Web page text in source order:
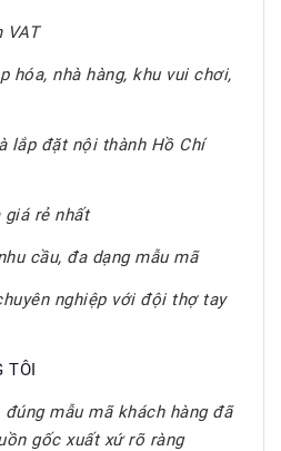
VAT
hóa, nhà hàng, khu vui chơi,
lắp đặt nội thành Hồ Chí
rẻ nhất
cầu, đa dạng mẫu mã
nghiệp với đội thợ tay
TÔI
đúng mẫu mã khách hàng đã
gốc xuất xứ rõ ràng